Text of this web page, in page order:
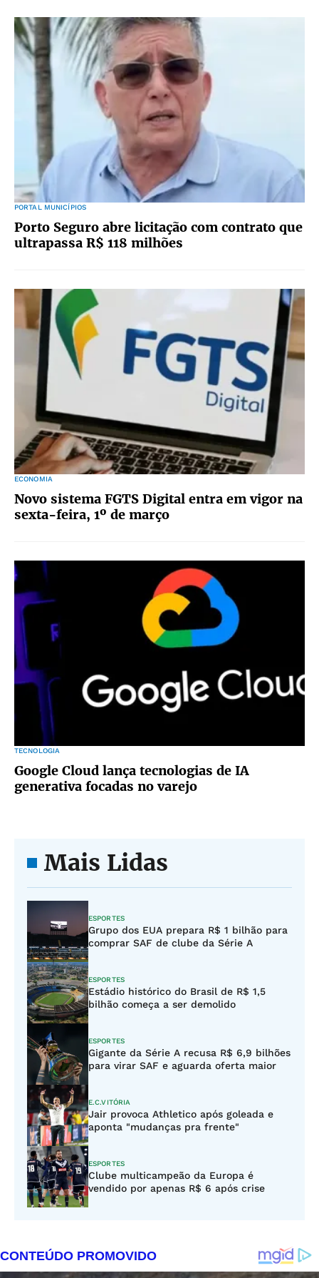
PORTAL MUNICÍPIOS
Porto Seguro abre licitação com contrato que
ultrapassa R$ 118 milhões
ECONOMIA
Novo sistema FGTS Digital entra em vigor na
sexta-feira, 1º de março
TECNOLOGIA
Google Cloud lança tecnologias de IA
generativa focadas no varejo
Mais Lidas
ESPORTES
Grupo dos EUA prepara R$ 1 bilhão para
comprar SAF de clube da Série A
ESPORTES
Estádio histórico do Brasil de R$ 1,5
bilhão começa a ser demolido
ESPORTES
Gigante da Série A recusa R$ 6,9 bilhões
para virar SAF e aguarda oferta maior
E.C.VITÓRIA
Jair provoca Athletico após goleada e
aponta "mudanças pra frente"
ESPORTES
Clube multicampeão da Europa é
vendido por apenas R$ 6 após crise